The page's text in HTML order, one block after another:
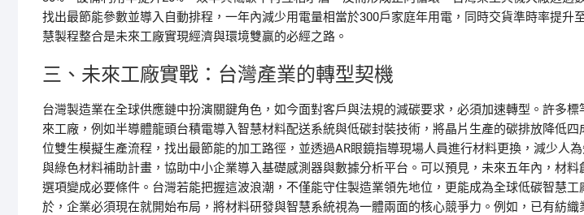
找出最節能參數並導入自動排程，一年內減少用電量相當於300戶家庭年用電，同時交貨準時率提升
慧製程整合是未來工廠實現經濟與環境雙贏的必經之路。
三、未來工廠實戰：台灣產業的轉型契機
台灣製造業在全球供應鏈中扮演關鍵角色，如今面對客戶與法規的減碳要求，必須加速轉型。許多
來工廠，例如半導體龍頭台積電導入智慧材料配送系統與低碳封裝技術，將晶片生產的碳排放降低
位雙生模擬生產流程，找出最節能的加工路徑，並透過AR眼鏡指導現場人員進行材料更換，減少人
與綠色材料補助計畫，協助中小企業導入基礎感測器與數據分析平台。可以預見，未來五年內，材
選項變成必要條件。台灣若能把握這波浪潮，不僅能守住製造業領先地位，更能成為全球低碳智慧工
於，企業必須現在就開始布局，將材料研發與智慧系統視為一體兩面的核心競爭力。例如，已有紡